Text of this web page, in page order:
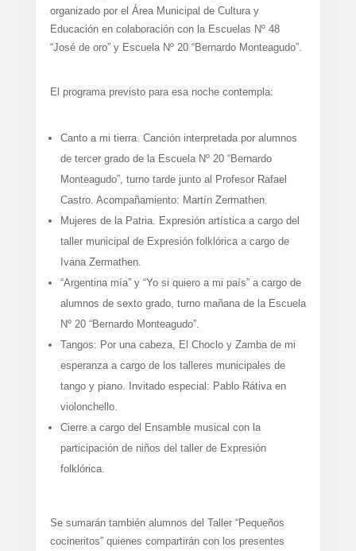
organizado por el Área Municipal de Cultura y
Educación en colaboración con la Escuelas Nº 48
“José de oro” y Escuela Nº 20 “Bernardo Monteagudo”.
El programa previsto para esa noche contempla:
Canto a mi tierra. Canción interpretada por alumnos
de tercer grado de la Escuela Nº 20 “Bernardo
Monteagudo”, turno tarde junto al Profesor Rafael
Castro. Acompañamiento: Martín Zermathen.
Mujeres de la Patria. Expresión artística a cargo del
taller municipal de Expresión folklórica a cargo de
Ivana Zermathen.
“Argentina mía” y “Yo si quiero a mi país” a cargo de
alumnos de sexto grado, turno mañana de la Escuela
Nº 20 “Bernardo Monteagudo”.
Tangos: Por una cabeza, El Choclo y Zamba de mi
esperanza a cargo de los talleres municipales de
tango y piano. Invitado especial: Pablo Rátiva en
violonchello.
Cierre a cargo del Ensamble musical con la
participación de niños del taller de Expresión
folklórica.
Se sumarán también alumnos del Taller “Pequeños
cocineritos” quienes compartirán con los presentes